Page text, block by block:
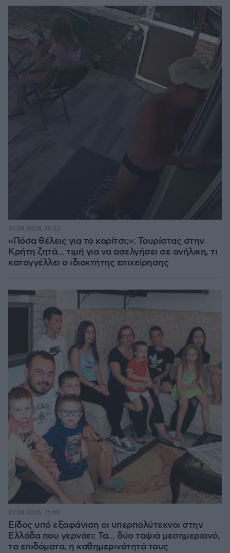
«Πόσα θέλεις για το κορίτσι;»: Τουρίστας στην
Κρήτη ζητά... τιμή για να ασελγήσει σε ανήλικη, τι
καταγγέλλει ο ιδιοκτήτης επιχείρησης
07.08.2026, 18:22
Είδος υπό εξαφάνιση οι υπερπολύτεκνοι στην
Ελλάδα που γερνάει: Τα... δύο ταψιά μεσημεριανό,
τα επιδόματα, η καθημερινότητά τους
07.08.2026, 15:59